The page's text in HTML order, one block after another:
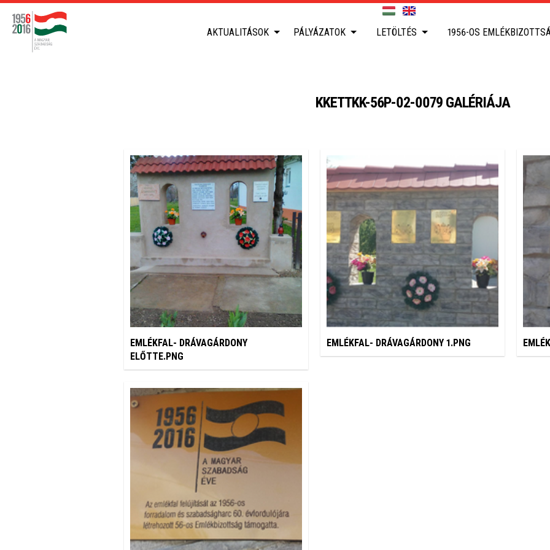
AKTUALITÁSOK PÁLYÁZATOK LETÖLTÉS 1956-OS
KKETTKK-56P-02-0079 GALÉRIÁJA
EMLÉKFAL- DRÁVAGÁRDONY
ELŐTTE.PNG
EMLÉKFAL- DRÁVAGÁRDONY 1.PNG